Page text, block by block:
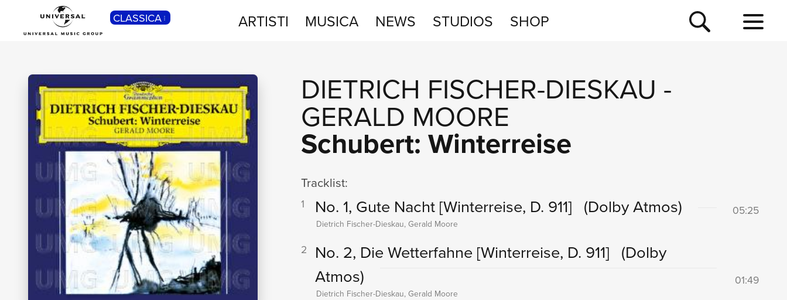
CLASSICA ARTISTI MUSICA NEWS STUDIOS SHOP
DIETRICH FISCHER-DIESKAU -
GERALD MOORE
Schubert: Winterreise
Tracklist:
1 No. 1, Gute Nacht [Winterreise, D. 911] (Dolby Atmos) 05:25
Dietrich Fischer-Dieskau, Gerald Moore
2 No. 2, Die Wetterfahne [Winterreise, D. 911] (Dolby
Atmos)
01:49
Dietrich Fischer-Dieskau, Gerald Moore
POP
SHOP
NEWS